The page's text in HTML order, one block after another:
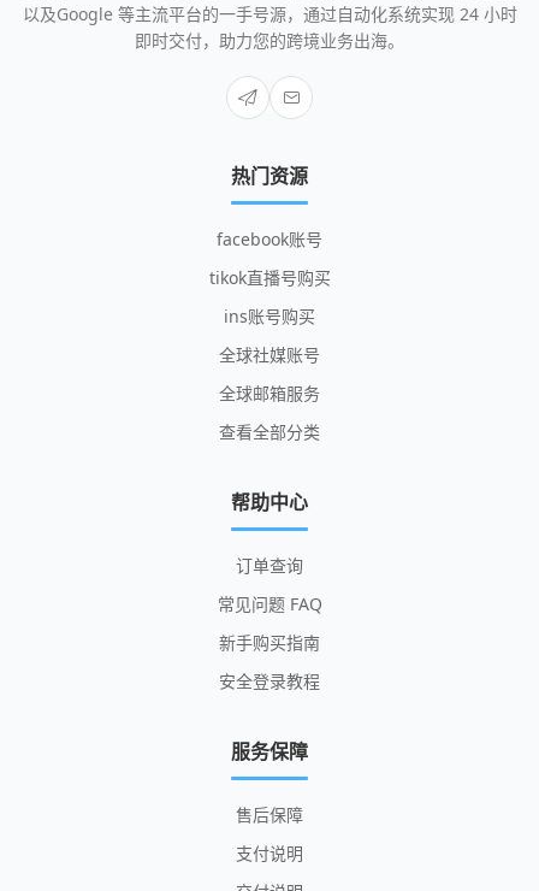
以及Google 等主流平台的一手号源，通过自动化系统实现 24 小时
即时交付，助力您的跨境业务出海。
热门资源
facebook账号
tikok直播号购买
ins账号购买
全球社媒账号
全球邮箱服务
查看全部分类
帮助中心
订单查询
常见问题 FAQ
新手购买指南
安全登录教程
服务保障
售后保障
支付说明